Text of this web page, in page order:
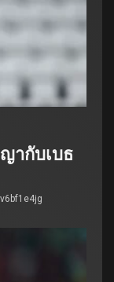
ากับเบธ